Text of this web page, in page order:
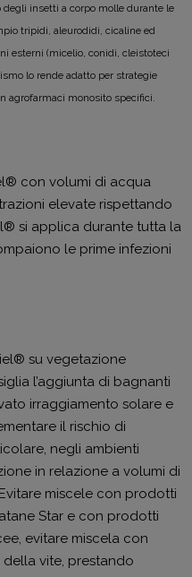
degli insetti a corpo molle durante le
tripidi, aleurodidi, cicaline ed
esterni (micelio, conidi, cleistoteci
lo rende adatto per strategie
agrofarmaci monosito specifici.
con volumi di acqua
elevate rispettando
si applica durante tutta la
le prime infezioni
su vegetazione
l’aggiunta di bagnanti
irraggiamento solare e
il rischio di
negli ambienti
in relazione a volumi di
miscele con prodotti
Star e con prodotti
evitare miscela con
vite, prestando